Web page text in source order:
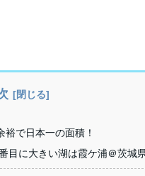
で日本一の面積！
目に大きい湖は霞ケ浦＠茨城